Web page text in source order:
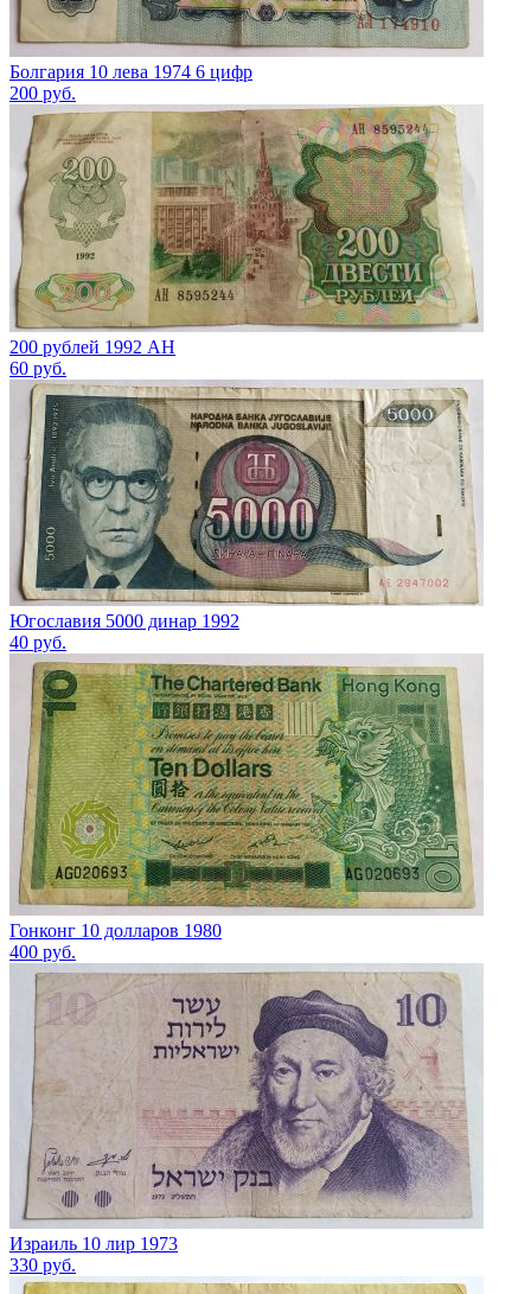
Болгария 10 лева 1974 6 цифр
200 руб.
200 рублей 1992 АН
60 руб.
Югославия 5000 динар 1992
40 руб.
Гонконг 10 долларов 1980
400 руб.
Израиль 10 лир 1973
330 руб.